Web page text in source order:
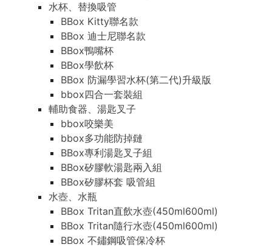
水杯、替換吸管
BBox Kitty聯名款
BBox 迪士尼聯名款
BBox鴨嘴杯
BBox學飲杯
BBox 防漏學習水杯(第二代)升級版
bbox四合一套裝組
輔助食器、湯匙叉子
bbox咬樂美
bbox多功能防掉鏈
BBox專利湯匙叉子組
BBox矽膠軟湯匙兩入組
BBox矽膠杯套 吸管組
水壺、水瓶
BBox Tritan直飲水壺(450ml600ml)
BBox Tritan隨行水壺(450ml600ml)
BBox 不鏽鋼吸管保冷杯